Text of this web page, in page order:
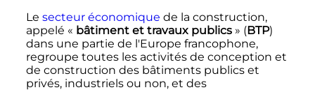
Le secteur économique de la construction,
appelé « bâtiment et travaux publics » (BTP)
dans une partie de l'Europe francophone,
regroupe toutes les activités de conception et
de construction des bâtiments publics et
privés, industriels ou non, et des